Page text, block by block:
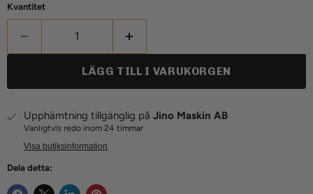
Kvantitet
LÄGG TILL I VARUKORGEN
Upphämtning tillgänglig påJino Maskin AB
Vanligtvis redo inom 24 timmar
Visa butiksinformation
Dela detta: